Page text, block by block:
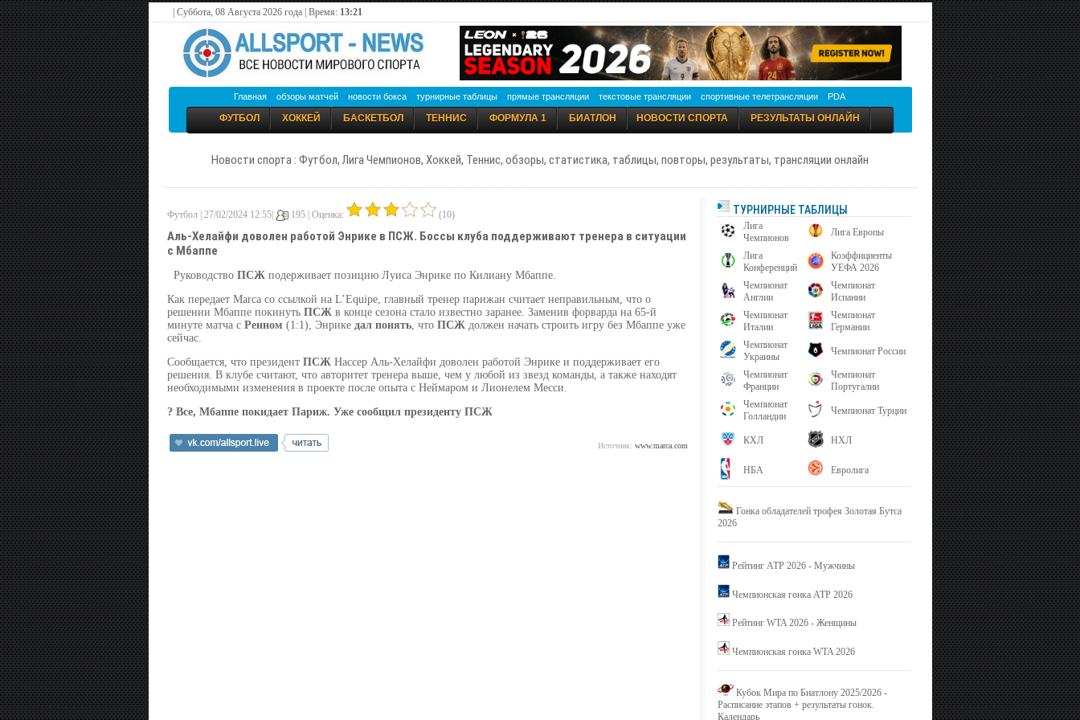
| Суббота, 08 Августа 2026 года | Время: 13:21
Главная обзоры матчей новости бокса турнирные таблицы прямые трансляции текстовые трансляции спортивные телетрансляции PDA
ФУТБОЛ ХОККЕЙ БАСКЕТБОЛ ТЕННИС ФОРМУЛА 1 БИАТЛОН НОВОСТИ СПОРТА РЕЗУЛЬТАТЫ ОНЛАЙН
Новости спорта : Футбол, Лига Чемпионов, Хоккей, Теннис, обзоры, статистика, таблицы, повторы, результаты, трансляции онлайн
Футбол | 27/02/2024 12:55| 195 | Оценка: (10)
Аль-Хелайфи доволен работой Энрике в ПСЖ. Боссы клуба поддерживают тренера в ситуации
с Мбаппе
Руководство ПСЖподерживает позицию Луиса Энрике по Килиану Мбаппе.
Как передает Marca со ссылкой на L’Equipe, главный тренер парижан считает неправильным, что о
решении Мбаппе покинуть ПСЖв конце сезона стало известно заранее. Заменив форварда на 65-й
минуте матча с Ренном (1:1), Энрике дал понять, что ПСЖдолжен начать строить игру без Мбаппе уже
сейчас.
Сообщается, что президент ПСЖНассер Аль-Хелайфи доволен работой Энрике и поддерживает его
решения. В клубе считают, что авторитет тренера выше, чем у любой из звезд команды, а также находят
необходимыми изменения в проекте после опыта с Неймаром и Лионелем Месси.
? Все, Мбаппе покидает Париж. Уже сообщил президенту ПСЖ
Источник: www.marca.com
ТУРНИРНЫЕ ТАБЛИЦЫ
Лига
Чемпионов
Лига Европы
Лига
Конференций
Коэффициенты
УЕФА 2026
Чемпионат
Англии
Чемпионат
Испании
Чемпионат
Италии
Чемпионат
Германии
Чемпионат
Украины
Чемпионат России
Чемпионат
Франции
Чемпионат
Португалии
Чемпионат
Голландии
Чемпионат Турции
КХЛ НХЛ
НБА Евролига
Гонка обладателей трофея Золотая Бутса
2026
Рейтинг ATP 2026 - Мужчины
Чемпионская гонка ATP 2026
Рейтинг WTA 2026 - Женщины
Чемпионская гонка WTA 2026
Кубок Мира по Биатлону 2025/2026 -
Расписание этапов + результаты гонок.
Календарь